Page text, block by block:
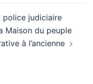
police judiciaire
Maison du peuple
à l’ancienne